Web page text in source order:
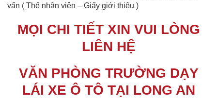
vấn ( Thể nhân viên – Giấy giới thiệu )
MỌI CHI TIẾT XIN VUI LÒNG
LIÊN HỆ
VĂN PHÒNG TRƯỜNG DẠY
LÁI XE Ô TÔ TẠI LONG AN